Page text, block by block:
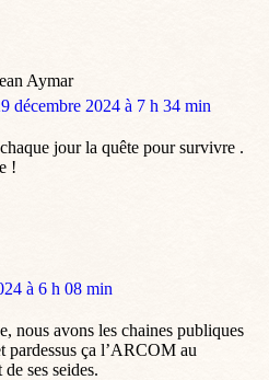
Aymar
décembre 2024 à 7 h 34 min
jour la quête pour survivre .
!
à 6 h 08 min
nous avons les chaines publiques
pardessus ça l’ARCOM au
ses seides.